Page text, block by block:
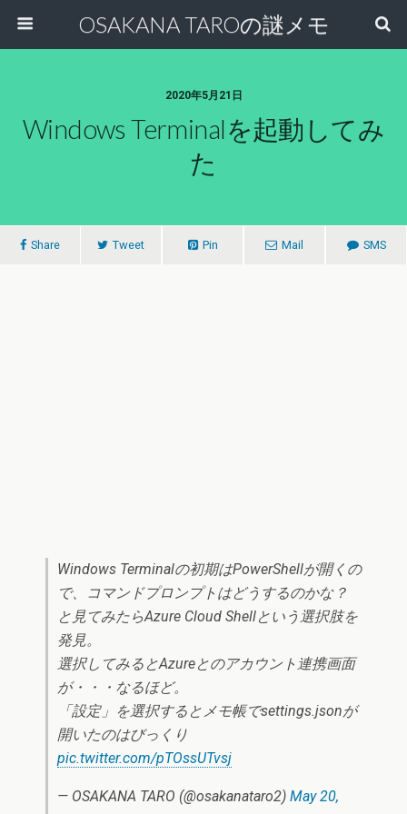
OSAKANA TAROの謎メモ
2020年5月21日
Windows Terminalを起動してみ
た
Share Tweet Pin Mail SMS
Windows Terminalの初期はPowerShellが開くの
で、コマンドプロンプトはどうするのかな？
と見てみたらAzure Cloud Shellという選択肢を
発見。
選択してみるとAzureとのアカウント連携画面
が・・・なるほど。
「設定」を選択するとメモ帳でsettings.jsonが
開いたのはびっくり
pic.twitter.com/pTOssUTvsj
— OSAKANA TARO (@osakanataro2) May 20,